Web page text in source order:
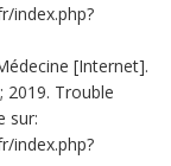
index.php?
[Internet].
2019. Trouble
sur:
index.php?